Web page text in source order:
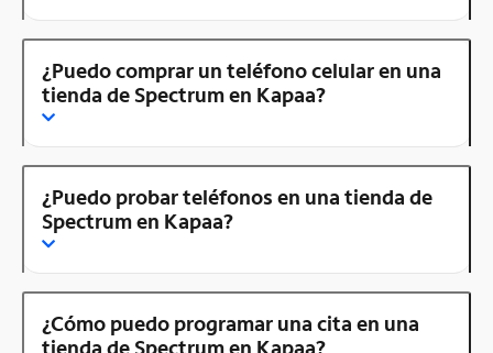
¿Puedo comprar un teléfono celular en una
tienda de Spectrum en Kapaa?
¿Puedo probar teléfonos en una tienda de
Spectrum en Kapaa?
¿Cómo puedo programar una cita en una
tienda de Spectrum en Kapaa?